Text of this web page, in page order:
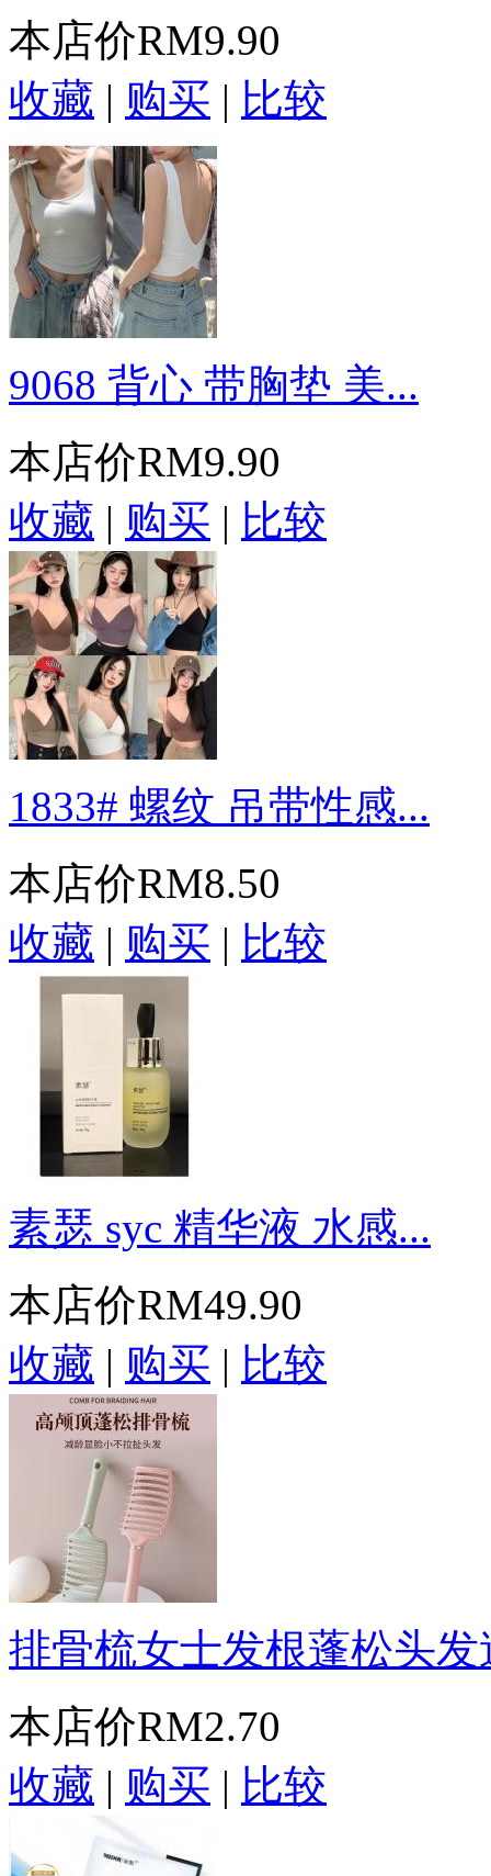
本店价RM9.90
收藏 | 购买 | 比较
9068 背心 带胸垫 美...
本店价RM9.90
收藏 | 购买 | 比较
1833# 螺纹 吊带性感...
本店价RM8.50
收藏 | 购买 | 比较
素瑟 syc 精华液 水感...
本店价RM49.90
收藏 | 购买 | 比较
排骨梳女士发根蓬松头发
本店价RM2.70
收藏 | 购买 | 比较